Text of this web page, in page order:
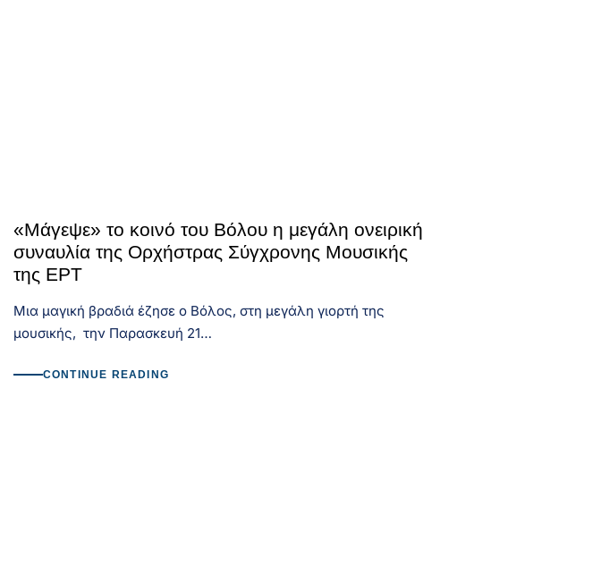
«Μάγεψε» το κοινό του Βόλου η μεγάλη ονειρική
συναυλία της Ορχήστρας Σύγχρονης Μουσικής
της ΕΡΤ
Μια μαγική βραδιά έζησε ο Βόλος, στη μεγάλη γιορτή της
μουσικής, την Παρασκευή 21…
CONTINUE READING